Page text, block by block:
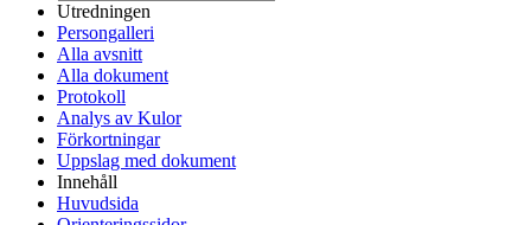
Utredningen
Persongalleri
Alla avsnitt
Alla dokument
Protokoll
Analys av Kulor
Förkortningar
Uppslag med dokument
Innehåll
Huvudsida